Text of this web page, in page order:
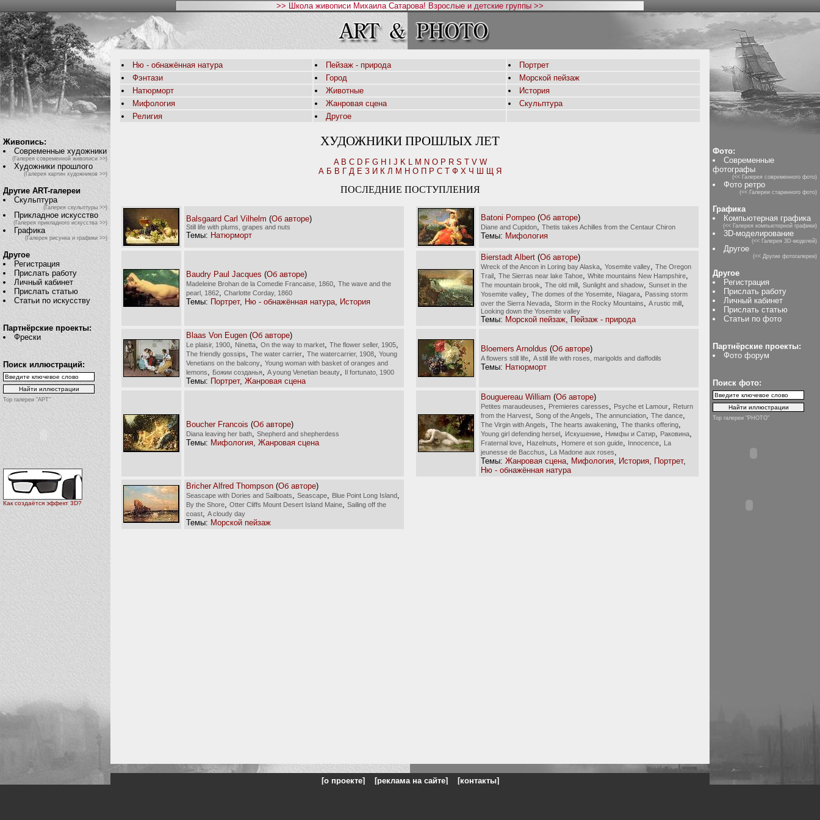
>> Школа живописи Михаила Сатарова! Взрослые и детские группы >>
Живопись:
Современные художники
(Галерея современной живописи >>)
Художники прошлого
(Галерея картин художников >>)
Другие ART-галереи
Скульптура
(Галерея скульптуры >>)
Прикладное искусство
(Галерея прикладного искусства >>)
Графика
(Галерея рисунка и графики >>)
Другое
Регистрация
Прислать работу
Личный кабинет
Прислать статью
Статьи по искусству
Партнёрские проекты:
Фрески
Поиск иллюстраций:
Top галереи "АРТ"
Как создаётся эффект 3D?
Ню - обнажённая натура Пейзаж - природа
Портрет
Фэнтази
Город
Морской пейзаж
Натюрморт
Животные
История
Мифология
Жанровая сцена
Скульптура
Религия
Другое
ХУДОЖНИКИ ПРОШЛЫХ ЛЕТ
A B C D F G H J K L M N O P R S T V W
А Б В Г Д Е З И К Л М Н О П Р С Т Ф Х Ч Ш Щ Я
ПОСЛЕДНИЕ ПОСТУПЛЕНИЯ
Balsgaard Carl Vilhelm (Об авторе)
Still life with plums, grapes and nuts
Темы: Натюрморт
Batoni Pompeo (Об авторе)
Diane and Cupidon Thetis takes Achilles from the Centaur Chiron
Темы: Мифология
Baudry Paul Jacques (Об авторе)
Madeleine Brohan de la Comedie Francaise, 1860
The wave and the
pearl, 1862
Сharlotte Сorday, 1860
Темы: Портрет, Ню - обнажённая натура История
Bierstadt Albert (Об авторе)
Wreck of the Ancon in Loring bay Alaska Yosemite valley
The Oregon
Trail
The Sierras near lake Tahoe White mountains New Hampshire
The mountain brook The old mill Sunlight and shadow
Sunset in the
Yosemite valley
The domes of the Yosemite Niagara
Passing storm
over the Sierra Nevada
Storm in the Rocky Mountains A rustic mill
Looking down the Yosemite valley
Темы: Морской пейзаж
Пейзаж - природа
Blaas Von Eugen (Об авторе)
Le plaisir, 1900 Ninetta On the way to market The flower seller, 1905
The friendly gossips The water carrier The watercarrier, 1908
Young
Venetians on the balcony
Young woman with basket of oranges and
lemons
Божии созданья A young Venetian beauty Il fortunato, 1900
Темы: Портрет, Жанровая сцена
Bloemers Arnoldus (Об авторе)
A flowers still life A still life with roses, marigolds and daffodils
Темы: Натюрморт
Boucher Francois (Об авторе)
Diana leaving her bath Shepherd and shepherdess
Темы: Мифология Жанровая сцена
Bouguereau William (Об авторе)
Petites maraudeuses Premieres caresses Psyche et Lamour
Return
from the Harvest
Song of the Angels The annunciation The dance
The Virgin with Angels The hearts awakening The thanks offering
Young girl defending hersel Искушение Нимфы и Сатир Раковина
Fraternal love Hazelnuts Homere et son guide Innocence
La
jeunesse de Bacchus
La Madone aux roses
Темы: Жанровая сцена Мифология История Портрет,
Ню - обнажённая натура
Bricher Alfred Thompson (Об авторе)
Seascape with Dories and Sailboats Seascape Blue Point Long Island
By the Shore Otter Cliffs Mount Desert Island Maine
Sailing off the
coast
A cloudy day
Темы: Морской пейзаж
Фото:
Современные
фотографы
(<< Галерея современного фото)
Фото ретро
(<< Галереи старинного фото)
Графика
Компьютерная графика
(<< Галерея компьютерной графики)
3D-моделирование
(<< Галерея 3D-моделей)
Другое
(<< Другие фотогалереи)
Другое
Регистрация
Прислать работу
Личный кабинет
Прислать статью
Статьи по фото
Партнёрские проекты:
Фото форум
Поиск фото:
Top галереи "PHOTO"
[о проекте] [реклама на сайте] [контакты]